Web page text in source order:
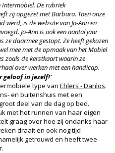
Intermobiel. De rubriek
zij opgezet met Barbara. Toen onze
werd, is de website van Jo-Ann en
Jo-Ann is ook een aantal jaar
daarmee gestopt. Ze heeft gekozen
mee met de opmaak van het Mobiel
zoals de kerstkaart waarin ze
over werken met een handicap.
geloof in jezelf!’
type van Ehlers - Danlos.
en buitenshuis met een
deel van de dag op bed.
met het runnen van haar eigen
graag over hoe zij ondanks haar
draait en ook nog tijd
getrouwd en heeft twee